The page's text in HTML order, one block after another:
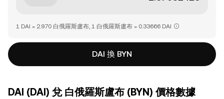
1 DAI = 2.970 白俄羅斯盧布, 1 白俄羅斯盧布 = 0.33666 DAI
DAI 換 BYN
DAI (DAI) 兌 白俄羅斯盧布 (BYN) 價格數據